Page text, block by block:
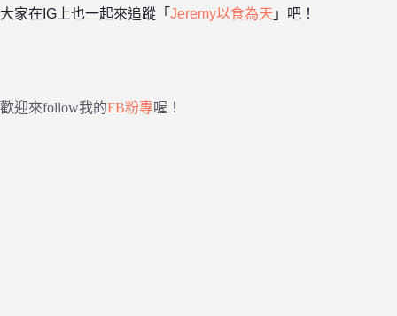
大家在IG上也一起來追蹤「 Jeremy以食為天 」吧！
歡迎來follow我的FB粉專喔！